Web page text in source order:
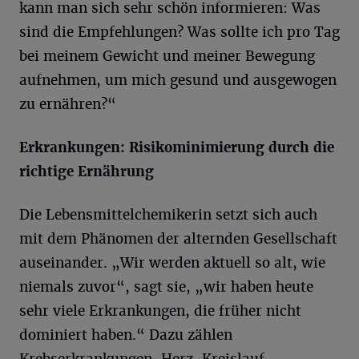
kann man sich sehr schön informieren: Was
sind die Empfehlungen? Was sollte ich pro Tag
bei meinem Gewicht und meiner Bewegung
aufnehmen, um mich gesund und ausgewogen
zu ernähren?“
Erkrankungen: Risikominimierung durch die
richtige Ernährung
Die Lebensmittelchemikerin setzt sich auch
mit dem Phänomen der alternden Gesellschaft
auseinander. „Wir werden aktuell so alt, wie
niemals zuvor“, sagt sie, „wir haben heute
sehr viele Erkrankungen, die früher nicht
dominiert haben.“ Dazu zählen